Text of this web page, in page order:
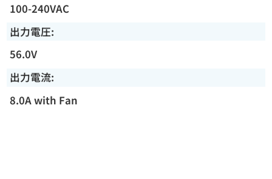
100-240VAC
出力電圧:
56.0V
出力電流:
8.0A with Fan